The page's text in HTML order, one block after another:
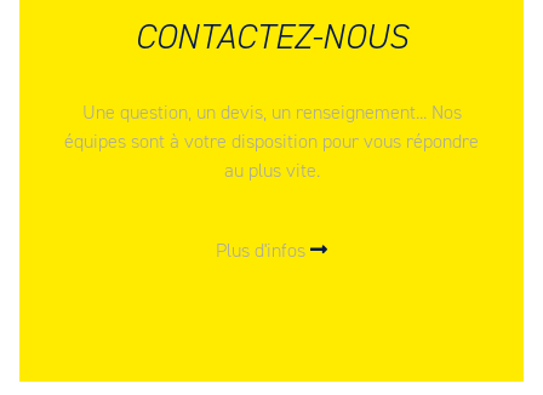
CONTACTEZ-NOUS
Une question, un devis, un renseignement... Nos
équipes sont à votre disposition pour vous répondre
au plus vite.
Plus d'infos